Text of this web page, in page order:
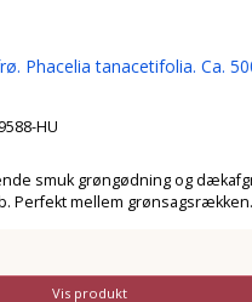
Phacelia tanacetifolia. Ca.
HU
smuk grøngødning og
Perfekt mellem grønsagsrækken.
Vis produkt